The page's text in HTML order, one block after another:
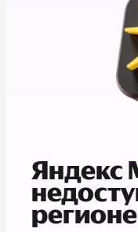
Яндекс
регионе